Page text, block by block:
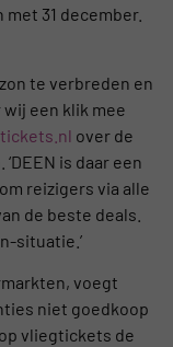
31 december.
te verbreden en
een klik mee
over de
is daar een
reizigers via alle
de beste deals.
situatie.’
voegt
niet goedkoop
vliegtickets de